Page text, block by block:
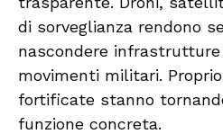
di sorveglianza rendono
nascondere
movimenti militari.
fortificate stanno
funzione concreta.